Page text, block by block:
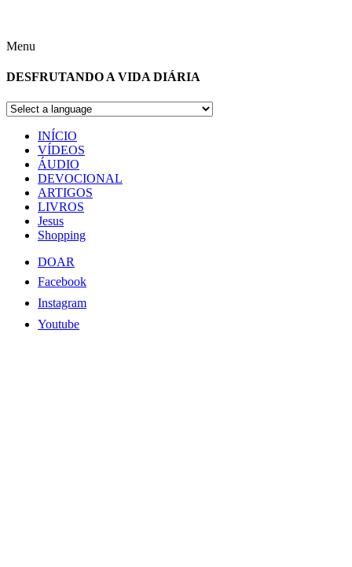
Menu
DESFRUTANDO A VIDA DIÁRIA
INÍCIO
VÍDEOS
ÁUDIO
DEVOCIONAL
ARTIGOS
LIVROS
Jesus
Shopping
DOAR
Facebook
Instagram
Youtube